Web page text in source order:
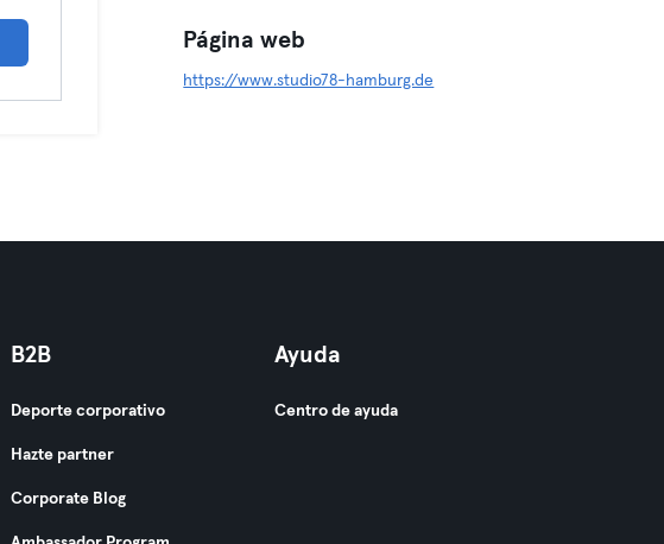
Página web
https://www.studio78-hamburg.de
B2B
Deporte corporativo
Hazte partner
Corporate Blog
Ayuda
Centro de ayuda